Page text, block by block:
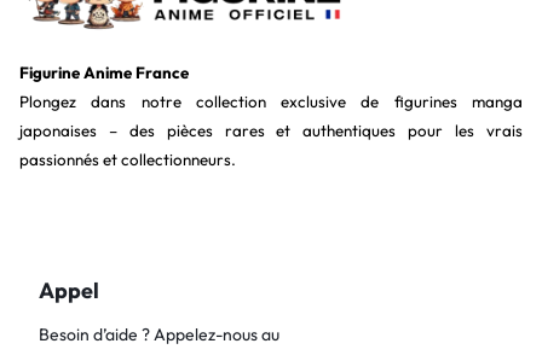
Figurine Anime France
Plongez dans notre collection exclusive de figurines manga
japonaises – des pièces rares et authentiques pour les vrais
passionnés et collectionneurs.
Appel
Besoin d’aide ? Appelez-nous au